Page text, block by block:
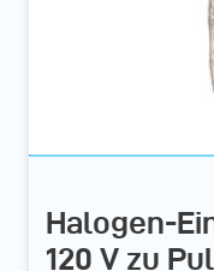
Halogen-
120 V zu